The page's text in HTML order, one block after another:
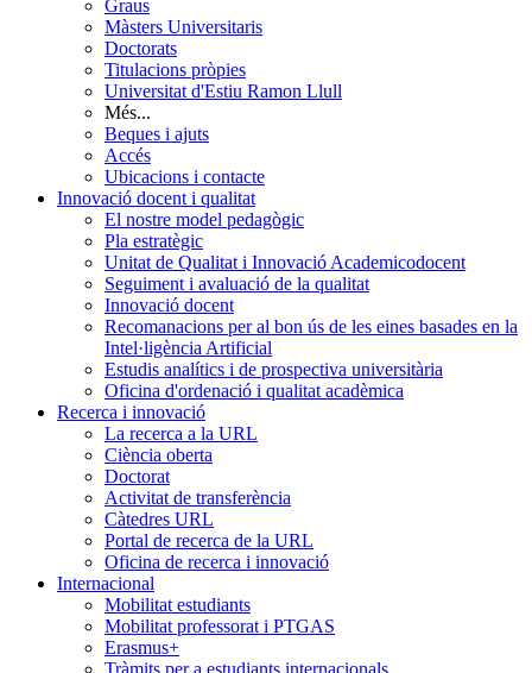
Graus
Màsters Universitaris
Doctorats
Titulacions pròpies
Universitat d'Estiu Ramon Llull
Més...
Beques i ajuts
Accés
Ubicacions i contacte
Innovació docent i qualitat
El nostre model pedagògic
Pla estratègic
Unitat de Qualitat i Innovació Academicodocent
Seguiment i avaluació de la qualitat
Innovació docent
Recomanacions per al bon ús de les eines basades en la
Intel·ligència Artificial
Estudis analítics i de prospectiva universitària
Oficina d'ordenació i qualitat acadèmica
Recerca i innovació
La recerca a la URL
Ciència oberta
Doctorat
Activitat de transferència
Càtedres URL
Portal de recerca de la URL
Oficina de recerca i innovació
Internacional
Mobilitat estudiants
Mobilitat professorat i PTGAS
Erasmus+
Tràmits per a estudiants internacionals